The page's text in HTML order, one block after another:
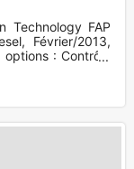
Technology FAP
Février/2013,
: Contrôle